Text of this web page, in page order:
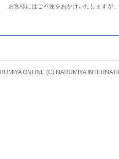
お客様にはご不便をおかけいたしますが